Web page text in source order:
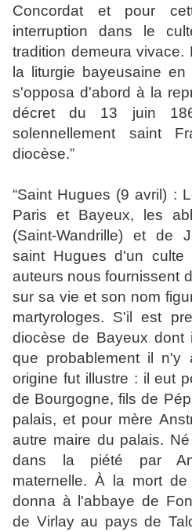
Concordat et pour
interruption dans le
tradition demeura
la liturgie bayeusaine
s'opposa d'abord à la
décret du 13 juin
solennellement saint
diocèse.”
“Saint Hugues (9 avril) :
Paris et Bayeux, les
(Saint-Wandrille) et de
saint Hugues d'un culte
auteurs nous fournissent
sur sa vie et son nom
martyrologes. S'il est
diocèse de Bayeux
que probablement il n'y
origine fut illustre : il eut
de Bourgogne, fils de
palais, et pour mère
autre maire du palais.
dans la piété par
maternelle. À la mort
donna à l'abbaye de
de Virlay au pays de